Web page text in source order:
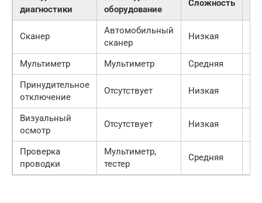
диагностики
оборудование
Сложность
Сканер
Автомобильный
сканер
Низкая
Мультиметр Мультиметр Средняя
Принудительное
отключение
Отсутствует Низкая
Визуальный
осмотр
Отсутствует Низкая
Проверка
проводки
Мультиметр,
тестер
Средняя